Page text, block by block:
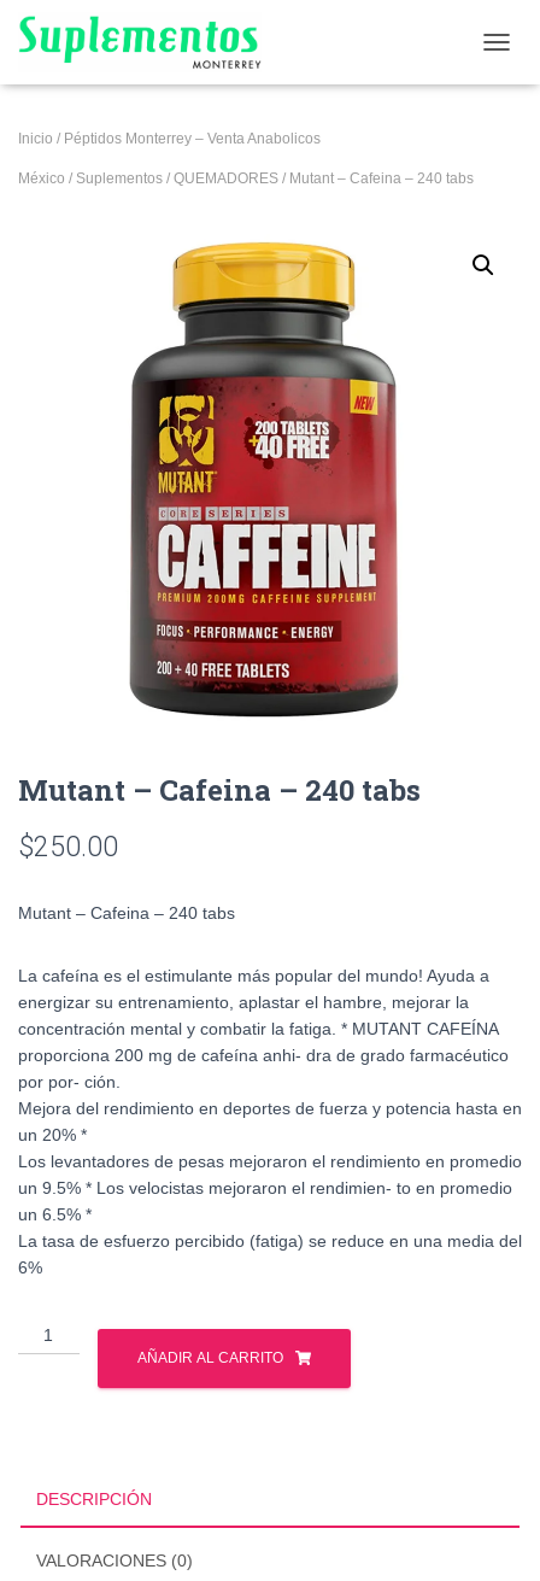
Inicio / Péptidos Monterrey – Venta Anabolicos
México / Suplementos / QUEMADORES / Mutant – Cafeina – 240 tabs
Mutant – Cafeina – 240 tabs
$250.00
Mutant – Cafeina – 240 tabs
La cafeína es el estimulante más popular del mundo! Ayuda a
energizar su entrenamiento, aplastar el hambre, mejorar la
concentración mental y combatir la fatiga. * MUTANT CAFEÍNA
proporciona 200 mg de cafeína anhi- dra de grado farmacéutico
por por- ción.
Mejora del rendimiento en deportes de fuerza y potencia hasta en
un 20% *
Los levantadores de pesas mejoraron el rendimiento en promedio
un 9.5% * Los velocistas mejoraron el rendimien- to en promedio
un 6.5% *
La tasa de esfuerzo percibido (fatiga) se reduce en una media del
6%
Mutant
-
AÑADIR AL CARRITO
DESCRIPCIÓN
VALORACIONES (0)